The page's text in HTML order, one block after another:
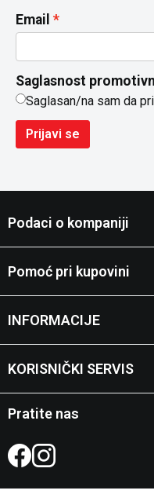
Email
Saglasnost
Saglasan/na sam da
Prijavi se
Podaci o kompaniji
Pomoć pri kupovini
INFORMACIJE
KORISNIČKI SERVIS
Pratite nas